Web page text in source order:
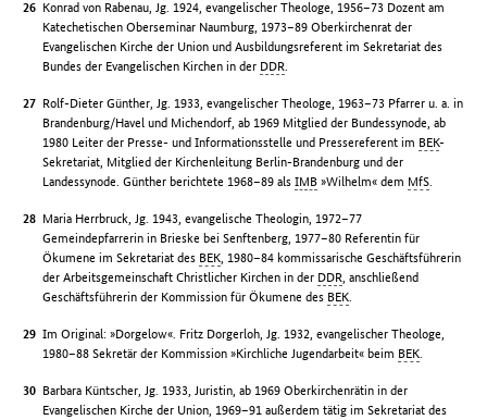
Konrad von Rabenau, Jg. 1924, evangelischer Theologe, 1956–73 Dozent am
Katechetischen Oberseminar Naumburg, 1973–89 Oberkirchenrat der
Evangelischen Kirche der Union und Ausbildungsreferent im Sekretariat des
Bundes der Evangelischen Kirchen in der DDR.
Rolf-Dieter Günther, Jg. 1933, evangelischer Theologe, 1963–73 Pfarrer u. a. in
Brandenburg/Havel und Michendorf, ab 1969 Mitglied der Bundessynode, ab
1980 Leiter der Presse- und Informationsstelle und Pressereferent im BEK-
Sekretariat, Mitglied der Kirchenleitung Berlin-Brandenburg und der
Landessynode. Günther berichtete 1968–89 alsIMB »Wilhelm« dem MfS.
Maria Herrbruck, Jg. 1943, evangelische Theologin, 1972–77
Gemeindepfarrerin in Brieske bei Senftenberg, 1977–80 Referentin für
Ökumene im Sekretariat des BEK, 1980–84 kommissarische Geschäftsführerin
der Arbeitsgemeinschaft Christlicher Kirchen in der DDR, anschließend
Geschäftsführerin der Kommission für Ökumene des BEK.
Im Original: »Dorgelow«. Fritz Dorgerloh, Jg. 1932, evangelischer Theologe,
1980–88 Sekretär der Kommission »Kirchliche Jugendarbeit« beim BEK.
Barbara Küntscher, Jg. 1933, Juristin, ab 1969 Oberkirchenrätin in der
Evangelischen Kirche der Union, 1969–91 außerdem tätig im Sekretariat des